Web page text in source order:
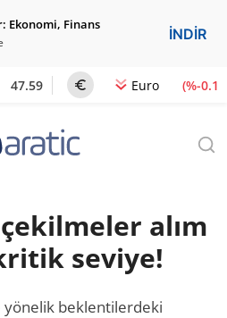
Ekonomi, Finans
İNDİR
47.59 Euro (%-0.1)
alım
seviye!
yönelik beklentilerdeki